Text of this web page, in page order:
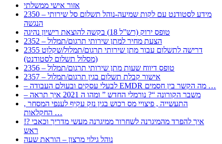
אזור אישי ממשלתי
2350 – מידע לסטודנט עם לקות שמיעה-נוהל תשלום סל שירותי
הנגשה
טופס ירוק (רש”ל 18) בקשה להוצאת רישיון נהיגה
2352 – הצעת מחיר למתן שירותי תרגום/תמלול
2355 דרישה לתשלום עבור מתן שירותי תרגום/תמלול/שקלוט
(מסלול תשלום לסטודנט)
2356 – טופס דיווח שעות מתן שירותי תרגום/תמלול
2357 – אישור קבלת תשלום בגין תרגום/תמלול
– לבעלי עסקים ובעולם העבודה EMDR מה הקשר בין חסמים …
– משבר הקורונה “? נורמלי החדש ” ומהו ה 2021 איך תראה
, התעשייה , פיצויי מס רכוש בגין נזק עקיף לענפי המסחר
החקלאות …
!? איך להפרד מהמיגרנה לשחרור ממיגרנה מעשי מדריך וכאבי
ראש
נוהל גילוי מרצון – הוראת שעה